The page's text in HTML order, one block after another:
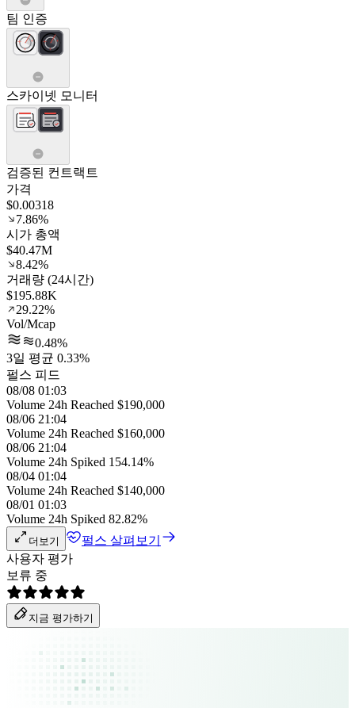
팀 인증
스카이넷 모니터
검증된 컨트랙트
가격
$0.00318
7.86%
시가 총액
$40.47M
8.42%
거래량 (24시간)
$195.88K
29.22%
Vol/Mcap
0.48%
3일 평균 0.33%
펄스 피드
08/08 01:03
Volume 24h Reached $190,000
08/06 21:04
Volume 24h Reached $160,000
08/06 21:04
Volume 24h Spiked 154.14%
08/04 01:04
Volume 24h Reached $140,000
08/01 01:03
Volume 24h Spiked 82.82%
더보기
펄스 살펴보기
사용자 평가
보류 중
지금 평가하기